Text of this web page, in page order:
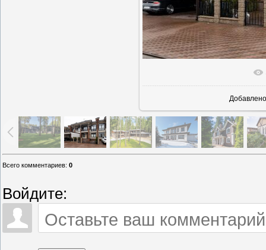
В
Добавлено
Всего комментариев: 0
Войдите: